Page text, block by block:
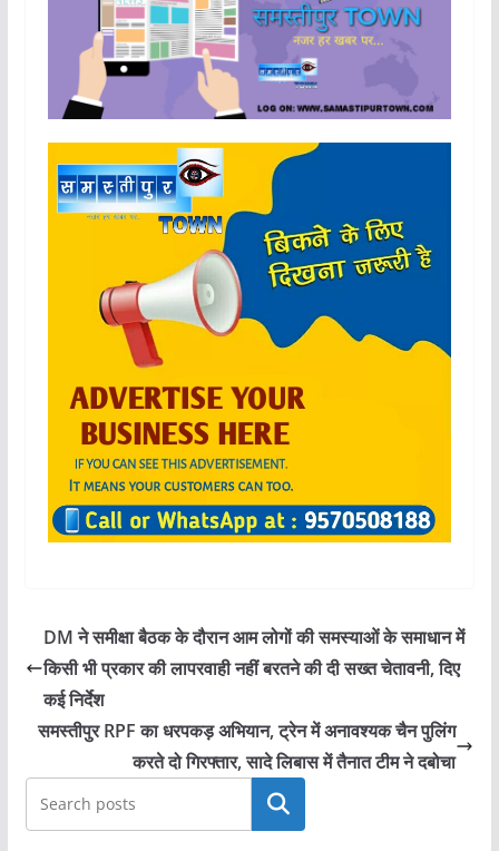
DM ने समीक्षा बैठक के दौरान आम लोगों की समस्याओं के समाधान में
किसी भी प्रकार की लापरवाही नहीं बरतने की दी सख्त चेतावनी, दिए
कई निर्देश
समस्तीपुर RPF का धरपकड़ अभियान, ट्रेन में अनावश्यक चैन पुलिंग
करते दो गिरफ्तार, सादे लिबास में तैनात टीम ने दबोचा
खोजें